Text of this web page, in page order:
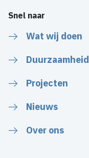
Snel naar
Wat wij doen
Duurzaamheid
Projecten
Nieuws
Over ons